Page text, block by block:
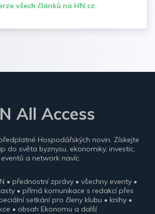
všech článků na HN.cz
All Access
Hospodářských novin. Získejte
do světa byznysu, ekonomiky, investic,
eventů a network navíc.
• přednostní zprávy • všechny eventy •
• přímá komunikace s redakcí přes
setkání pro členy klubu • knihy •
• obsah Ekonomu a další